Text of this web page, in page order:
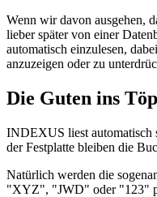
Wenn wir davon ausgehen,
lieber später von einer
automatisch einzulesen,
anzuzeigen oder zu
Die Guten ins
INDEXUS liest automatisch
der Festplatte bleiben die
Natürlich werden die
"XYZ", "JWD" oder "123"